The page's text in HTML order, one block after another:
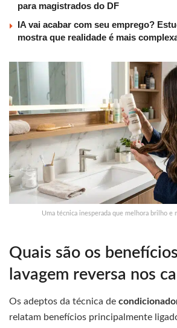
para magistrados do DF
IA vai acabar com seu emprego?
mostra que realidade é mais
Uma técnica inesperada que melhora brilho e
Quais são os
lavagem reversa nos
Os adeptos da técnica de
relatam benefícios principalmente